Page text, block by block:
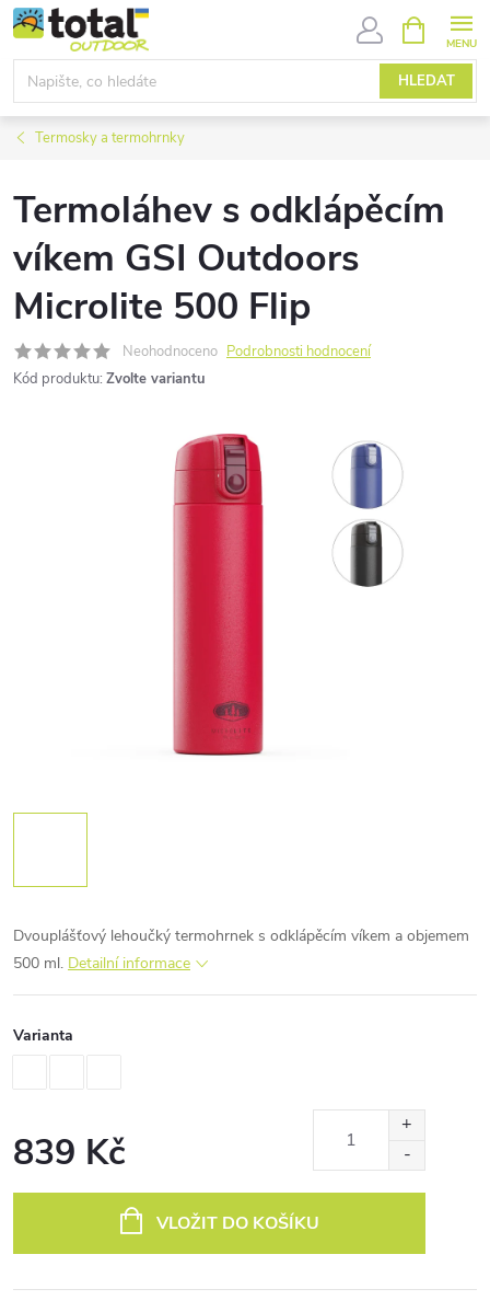
Přejít
na
obsah
HLEDAT
NÁKUPNÍ
KOŠÍK
Termosky a termohrnky
Termoláhev s odklápěcím
víkem GSI Outdoors
Microlite 500 Flip
Neohodnoceno Podrobnosti hodnocení
Kód produktu: Zvolte variantu
Dvouplášťový lehoučký termohrnek s odklápěcím víkem a objemem
500 ml. Detailní informace
Varianta
839 Kč
VLOŽIT DO KOŠÍKU